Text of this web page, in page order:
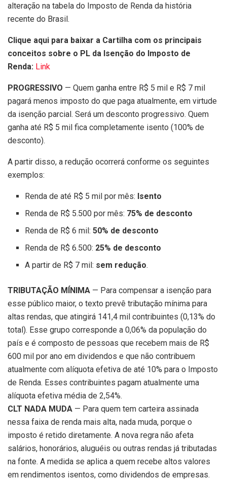
alteração na tabela do Imposto de Renda da história
recente do Brasil.
Clique aqui para baixar a Cartilha com os principais
conceitos sobre o PL da Isenção do Imposto de
Renda: Link
PROGRESSIVO — Quem ganha entre R$ 5 mil e R$ 7 mil
pagará menos imposto do que paga atualmente, em virtude
da isenção parcial. Será um desconto progressivo. Quem
ganha até R$ 5 mil fica completamente isento (100% de
desconto).
A partir disso, a redução ocorrerá conforme os seguintes
exemplos:
Renda de até R$ 5 mil por mês: Isento
Renda de R$ 5.500 por mês: 75% de desconto
Renda de R$ 6 mil:50% de desconto
Renda de R$ 6.500: 25% de desconto
A partir de R$ 7 mil: sem redução.
TRIBUTAÇÃO MÍNIMA — Para compensar a isenção para
esse público maior, o texto prevê tributação mínima para
altas rendas, que atingirá 141,4 mil contribuintes (0,13% do
total). Esse grupo corresponde a 0,06% da população do
país e é composto de pessoas que recebem mais de R$
600 mil por ano em dividendos e que não contribuem
atualmente com alíquota efetiva de até 10% para o Imposto
de Renda. Esses contribuintes pagam atualmente uma
alíquota efetiva média de 2,54%.
CLT NADA MUDA — Para quem tem carteira assinada
nessa faixa de renda mais alta, nada muda, porque o
imposto é retido diretamente. A nova regra não afeta
salários, honorários, aluguéis ou outras rendas já tributadas
na fonte. A medida se aplica a quem recebe altos valores
em rendimentos isentos, como dividendos de empresas.